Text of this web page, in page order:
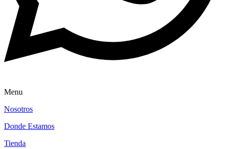
Menu
Nosotros
Donde Estamos
Tienda